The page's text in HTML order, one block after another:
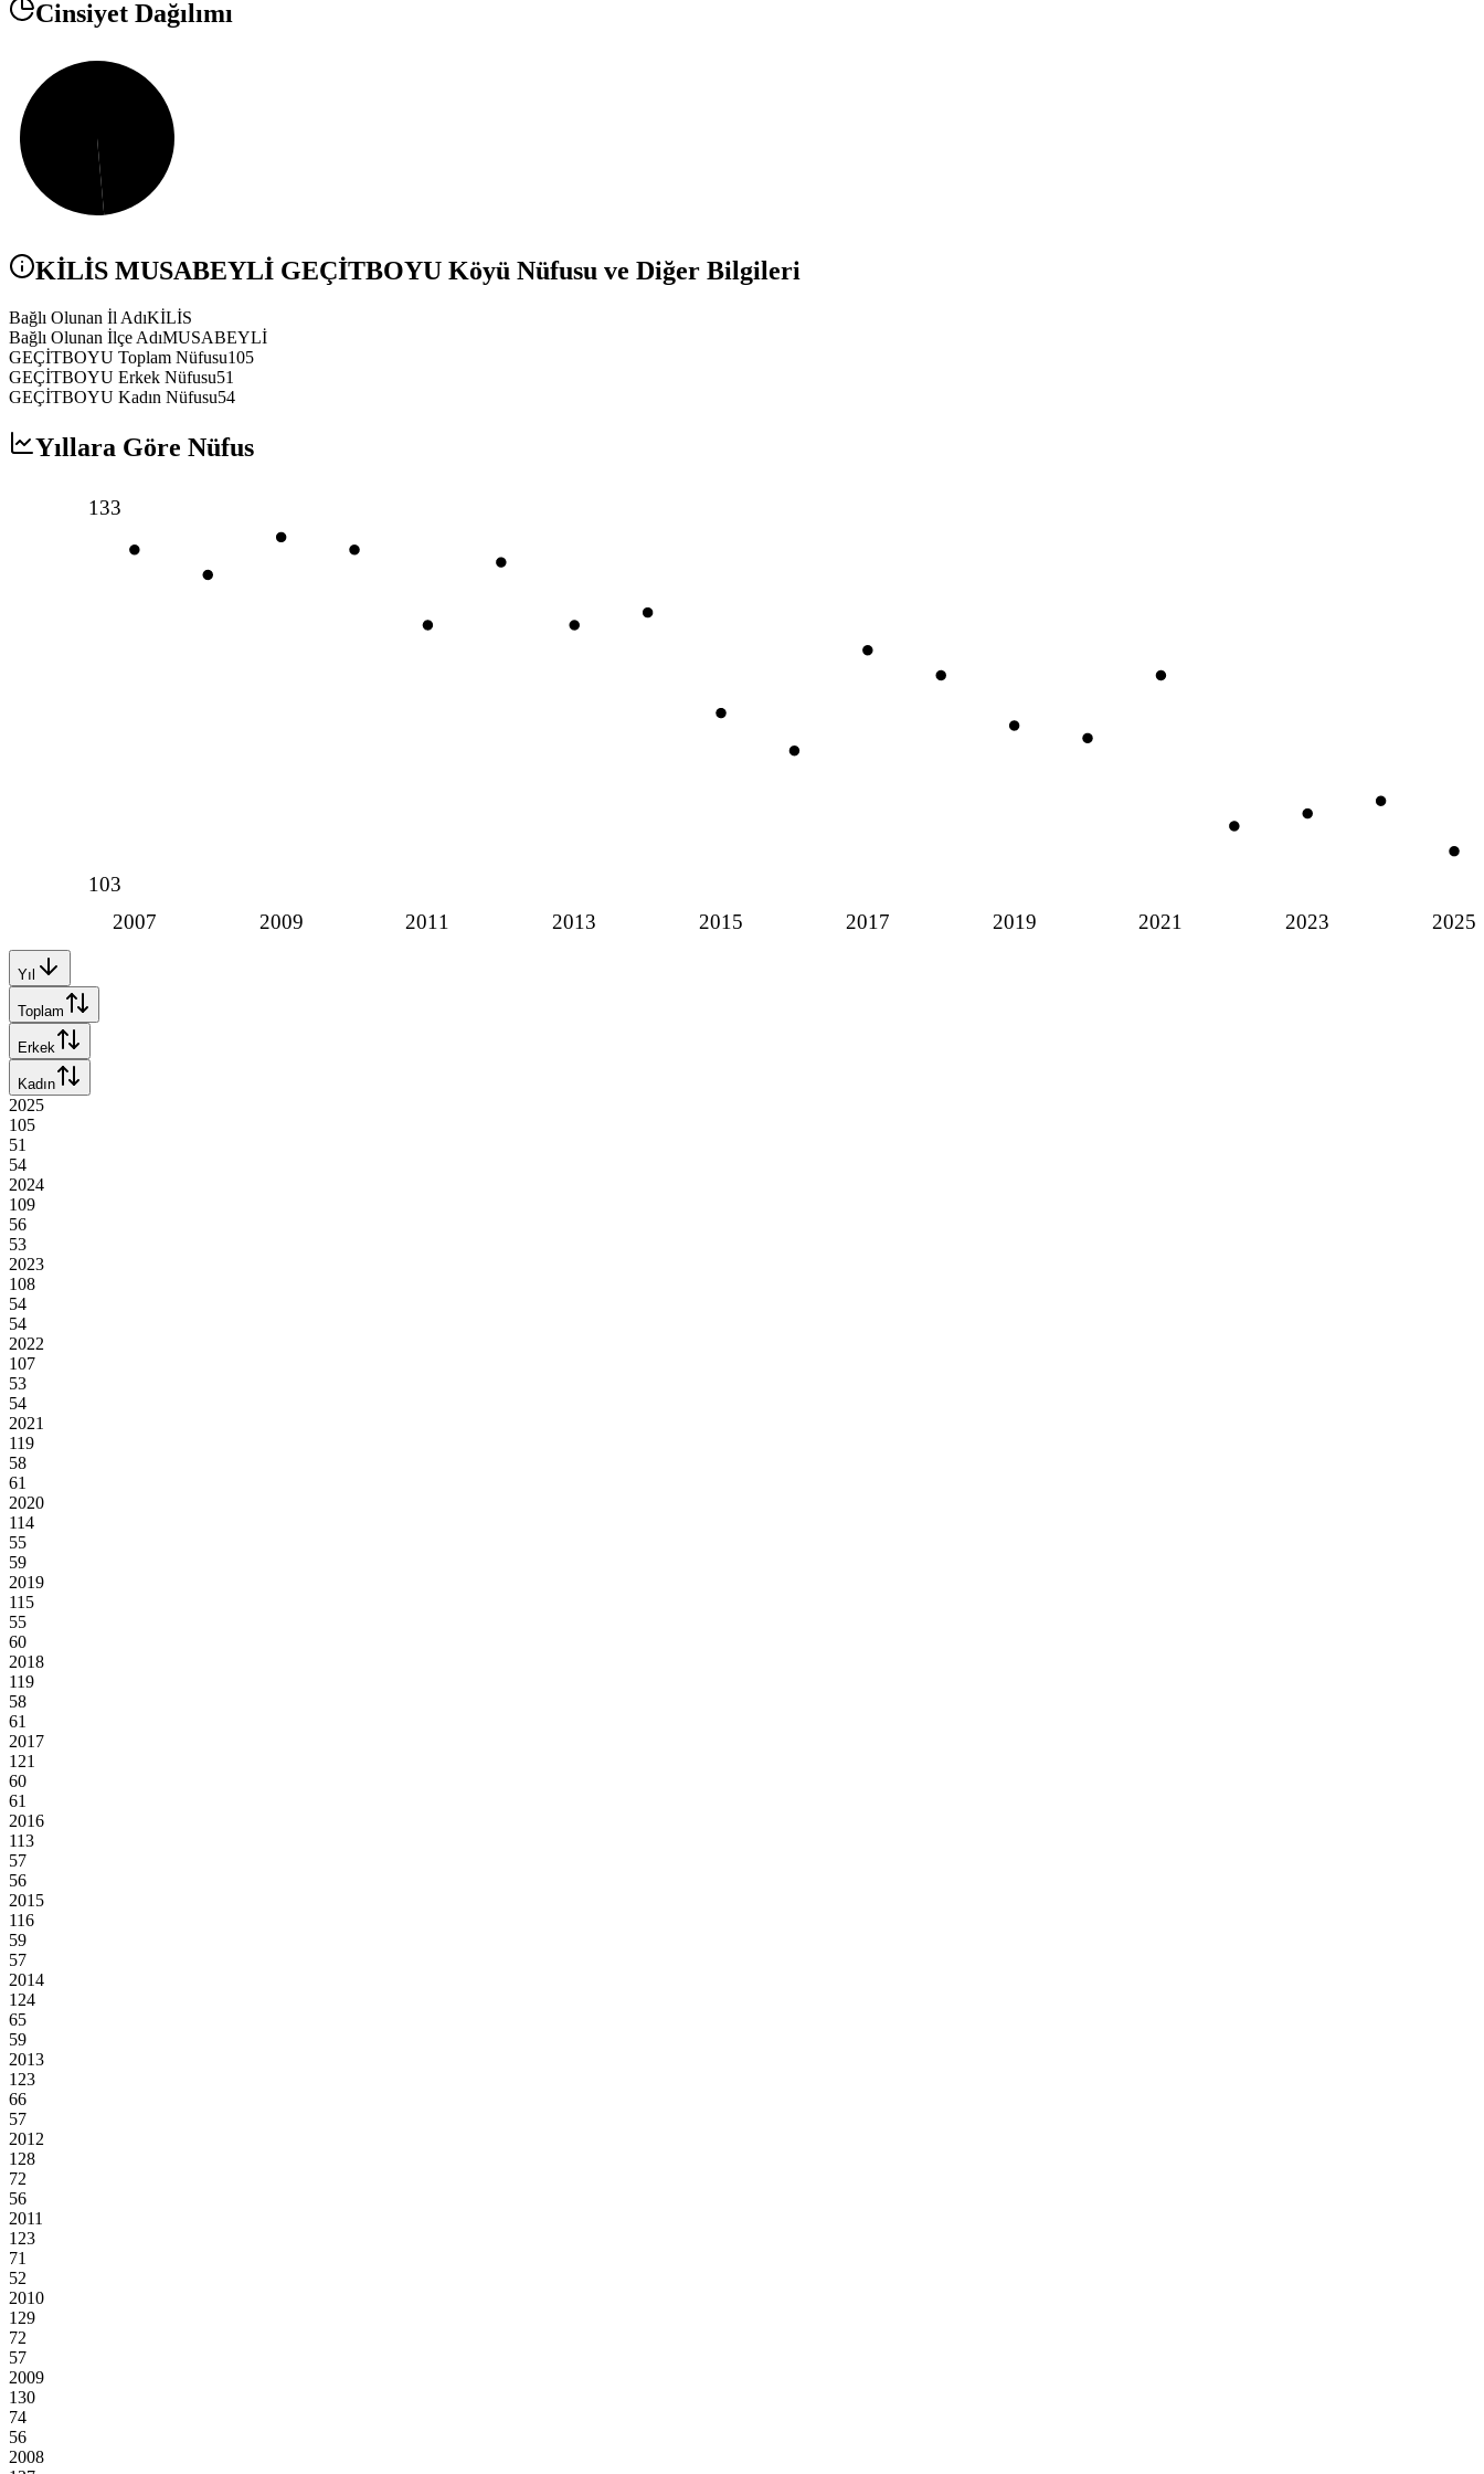
Cinsiyet Dağılımı
KİLİS MUSABEYLİ GEÇİTBOYU Köyü Nüfusu ve Diğer Bilgileri
Bağlı Olunan İl AdıKİLİS
Bağlı Olunan İlçe AdıMUSABEYLİ
GEÇİTBOYU Toplam Nüfusu105
GEÇİTBOYU Erkek Nüfusu51
GEÇİTBOYU Kadın Nüfusu54
Yıllara Göre Nüfus
2007 2009 2011 2013 2015 2017 2019 2021 2023 2025
133
103
Yıl
Toplam
Erkek
Kadın
2025
105
51
54
2024
109
56
53
2023
108
54
54
2022
107
53
54
2021
119
58
61
2020
114
55
59
2019
115
55
60
2018
119
58
61
2017
121
60
61
2016
113
57
56
2015
116
59
57
2014
124
65
59
2013
123
66
57
2012
128
72
56
2011
123
71
52
2010
129
72
57
2009
130
74
56
2008